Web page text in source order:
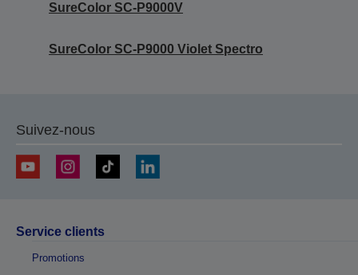
SureColor SC-P9000V
SureColor SC-P9000 Violet Spectro
Suivez-nous
Service clients
Promotions